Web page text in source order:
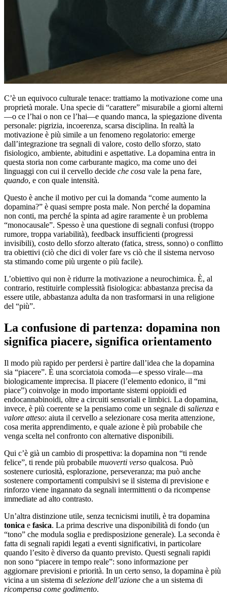
C’è un equivoco culturale tenace: trattiamo la motivazione come una
proprietà morale. Una specie di “carattere” misurabile a giorni alterni
—o ce l’hai o non ce l’hai—e quando manca, la spiegazione diventa
personale: pigrizia, incoerenza, scarsa disciplina. In realtà la
motivazione è più simile a un fenomeno regolatorio: emerge
dall’integrazione tra segnali di valore, costo dello sforzo, stato
fisiologico, ambiente, abitudini e aspettative. La dopamina entra in
questa storia non come carburante magico, ma come uno dei
linguaggi con cui il cervello decide che cosa vale la pena fare,
quando, e con quale intensità.
Questo è anche il motivo per cui la domanda “come aumento la
dopamina?” è quasi sempre posta male. Non perché la dopamina
non conti, ma perché la spinta ad agire raramente è un problema
“monocausale”. Spesso è una questione di segnali confusi (troppo
rumore, troppa variabilità), feedback insufficienti (progressi
invisibili), costo dello sforzo alterato (fatica, stress, sonno) o conflitto
tra obiettivi (ciò che dici di voler fare vs ciò che il sistema nervoso
sta stimando come più urgente o più facile).
L’obiettivo qui non è ridurre la motivazione a neurochimica. È, al
contrario, restituirle complessità fisiologica: abbastanza precisa da
essere utile, abbastanza adulta da non trasformarsi in una religione
del “più”.
La confusione di partenza: dopamina non
significa piacere, significa orientamento
Il modo più rapido per perdersi è partire dall’idea che la dopamina
sia “piacere”. È una scorciatoia comoda—e spesso virale—ma
biologicamente imprecisa. Il piacere (l’elemento edonico, il “mi
piace”) coinvolge in modo importante sistemi oppioidi ed
endocannabinoidi, oltre a circuiti sensoriali e limbici. La dopamina,
invece, è più coerente se la pensiamo come un segnale di salienza e
valore atteso: aiuta il cervello a selezionare cosa merita attenzione,
cosa merita apprendimento, e quale azione è più probabile che
venga scelta nel confronto con alternative disponibili.
Qui c’è già un cambio di prospettiva: la dopamina non “ti rende
felice”, ti rende più probabile muoverti verso qualcosa. Può
sostenere curiosità, esplorazione, perseveranza; ma può anche
sostenere comportamenti compulsivi se il sistema di previsione e
rinforzo viene ingannato da segnali intermittenti o da ricompense
immediate ad alto contrasto.
Un’altra distinzione utile, senza tecnicismi inutili, è tra dopamina
tonica e fasica. La prima descrive una disponibilità di fondo (un
“tono” che modula soglia e predisposizione generale). La seconda è
fatta di segnali rapidi legati a eventi significativi, in particolare
quando l’esito è diverso da quanto previsto. Questi segnali rapidi
non sono “piacere in tempo reale”: sono informazione per
aggiornare previsioni e priorità. In un certo senso, la dopamina è più
vicina a un sistema di selezione dell’azione che a un sistema di
ricompensa come godimento.